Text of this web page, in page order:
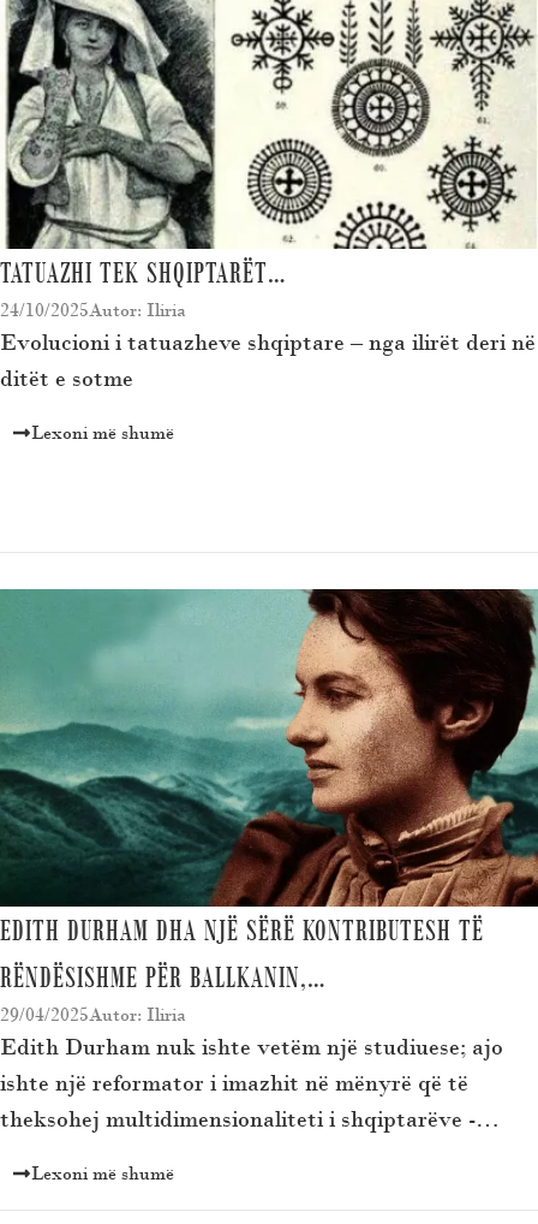
TATUAZHI TEK SHQIPTARËT…
24/10/2025Autor: Iliria
Evolucioni i tatuazheve shqiptare – nga ilirët deri në
ditët e sotme
Lexoni më shumë
EDITH DURHAM DHA NJË SËRË KONTRIBUTESH TË
RËNDËSISHME PËR BALLKANIN,…
29/04/2025Autor: Iliria
Edith Durham nuk ishte vetëm një studiuese; ajo
ishte një reformator i imazhit në mënyrë që të
theksohej multidimensionaliteti i shqiptarëve -…
Lexoni më shumë